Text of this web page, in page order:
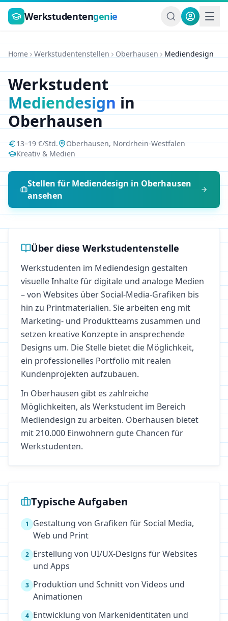
Zum Hauptinhalt springen
Werkstudentengenie
Home Werkstudentenstellen Oberhausen Mediendesign
Werkstudent
Mediendesignin
Oberhausen
13–19€/Std. Oberhausen,Nordrhein-Westfalen
Kreativ & Medien
Stellen für Mediendesign in Oberhausen
ansehen
Über diese Werkstudentenstelle
Werkstudenten im Mediendesign gestalten
visuelle Inhalte für digitale und analoge Medien
– von Websites über Social-Media-Grafiken bis
hin zu Printmaterialien. Sie arbeiten eng mit
Marketing- und Produktteams zusammen und
setzen kreative Konzepte in ansprechende
Designs um. Die Stelle bietet die Möglichkeit,
ein professionelles Portfolio mit realen
Kundenprojekten aufzubauen.
In Oberhausen gibt es zahlreiche
Möglichkeiten, als Werkstudent im Bereich
Mediendesign zu arbeiten. Oberhausen bietet
mit 210.000 Einwohnern gute Chancen für
Werkstudenten.
Typische Aufgaben
1
Gestaltung von Grafiken für Social Media,
Web und Print
2 Erstellung von UI/UX-Designs für Websites
und Apps
3 Produktion und Schnitt von Videos und
Animationen
4 Entwicklung von Markenidentitäten und